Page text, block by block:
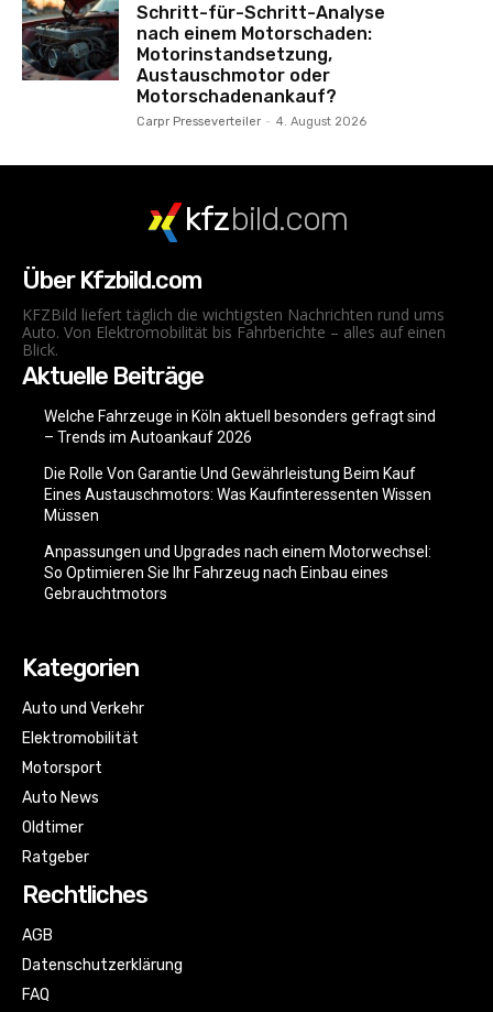
Schritt-für-Schritt-Analyse
nach einem Motorschaden:
Motorinstandsetzung,
Austauschmotor oder
Motorschadenankauf?
Carpr Presseverteiler - 4. August 2026
kfzbild.com
Über Kfzbild.com
KFZBild liefert täglich die wichtigsten Nachrichten rund ums
Auto. Von Elektromobilität bis Fahrberichte – alles auf einen
Blick.
Aktuelle Beiträge
Welche Fahrzeuge in Köln aktuell besonders gefragt sind
– Trends im Autoankauf 2026
Die Rolle Von Garantie Und Gewährleistung Beim Kauf
Eines Austauschmotors: Was Kaufinteressenten Wissen
Müssen
Anpassungen und Upgrades nach einem Motorwechsel:
So Optimieren Sie Ihr Fahrzeug nach Einbau eines
Gebrauchtmotors
Kategorien
Auto und Verkehr
Elektromobilität
Motorsport
Auto News
Oldtimer
Ratgeber
Rechtliches
AGB
Datenschutzerklärung
FAQ